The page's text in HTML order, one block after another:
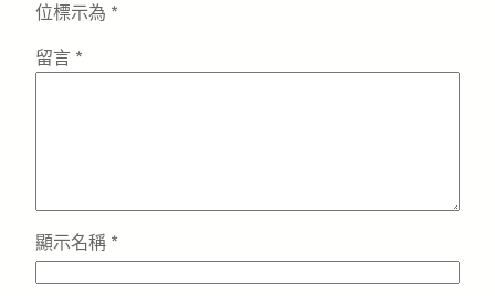
位標示為 *
留言 *
顯示名稱 *